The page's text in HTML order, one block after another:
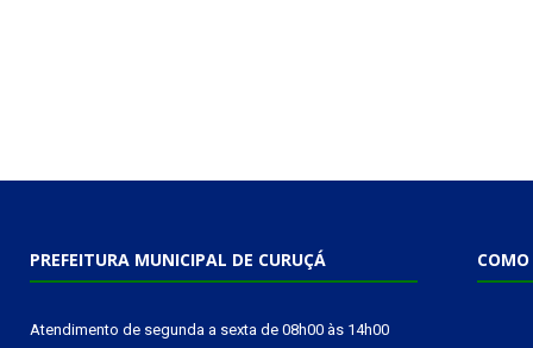
PREFEITURA MUNICIPAL DE CURUÇÁ
Atendimento de segunda a sexta de 08h00 às 14h00
COMO